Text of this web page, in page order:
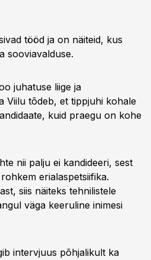
tööd ja on näiteid, kus
sooviavalduse.
juhatuse liige ja
Viilu tõdeb, et tippjuhi kohale
kuid praegu on kohe
nii palju ei kandideeri, sest
erialaspetsiifika.
siis näiteks tehnilistele
väga keeruline inimesi
intervjuus põhjalikult ka